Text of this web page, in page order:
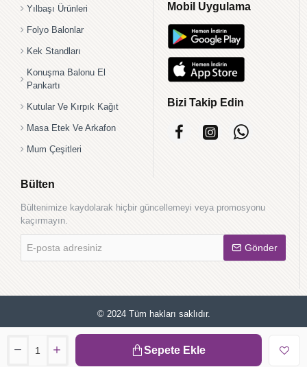
Sepete Ekle
Yılbaşı Ürünleri
Folyo Balonlar
Kek Standları
Konuşma Balonu El
Pankartı
Kutular Ve Kırpık Kağıt
Masa Etek Ve Arkafon
Mum Çeşitleri
Mobil Uygulama
Bizi Takip Edin
Bülten
Bültenimize kaydolarak hiçbir güncellemeyi veya promosyonu
kaçırmayın.
posta
adresiniz
Gönder
© 2024 Tüm hakları saklıdır.